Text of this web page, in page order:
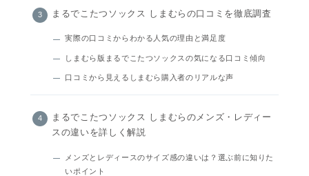
まるでこたつソックス しまむらの口コミを徹底調査
実際の口コミからわかる人気の理由と満足度
しまむら版まるでこたつソックスの気になる口コミ傾向
口コミから見えるしまむら購入者のリアルな声
まるでこたつソックス しまむらのメンズ・レディー
スの違いを詳しく解説
メンズとレディースのサイズ感の違いは？選ぶ前に知りた
いポイント